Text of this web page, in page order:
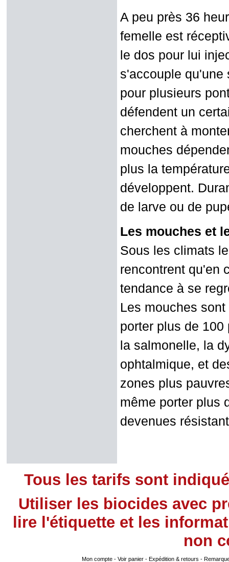
A peu près 36
femelle est
le dos pour lui
s'accouple qu'une
pour plusieurs
défendent un
cherchent à
mouches
plus la
développent.
de larve ou de
Les mouches et
Sous les climats
rencontrent qu'en
tendance à se
Les mouches
porter plus de
la salmonelle, la
ophtalmique, et
zones plus
même porter plus
devenues
Tous les tarifs sont
Utiliser les biocides avec
lire l'étiquette et les
non
Mon compte- Voir panier- Expédition & retours -